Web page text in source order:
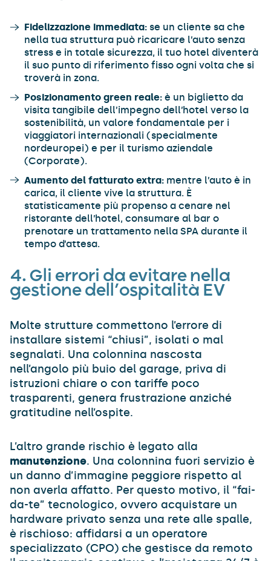
Fidelizzazione immediata: se un cliente sa che
nella tua struttura può ricaricare l’auto senza
stress e in totale sicurezza, il tuo hotel diventerà
il suo punto di riferimento fisso ogni volta che si
troverà in zona.
Posizionamento green reale: è un biglietto da
visita tangibile dell’impegno dell’hotel verso la
sostenibilità, un valore fondamentale per i
viaggiatori internazionali (specialmente
nordeuropei) e per il turismo aziendale
(Corporate).
Aumento del fatturato extra: mentre l’auto è in
carica, il cliente vive la struttura. È
statisticamente più propenso a cenare nel
ristorante dell’hotel, consumare al bar o
prenotare un trattamento nella SPA durante il
tempo d’attesa.
4. Gli errori da evitare nella
gestione dell’ospitalità EV
Molte strutture commettono l’errore di
installare sistemi “chiusi”, isolati o mal
segnalati. Una colonnina nascosta
nell’angolo più buio del garage, priva di
istruzioni chiare o con tariffe poco
trasparenti, genera frustrazione anziché
gratitudine nell’ospite.
L’altro grande rischio è legato alla
manutenzione. Una colonnina fuori servizio è
un danno d’immagine peggiore rispetto al
non averla affatto. Per questo motivo, il “fai-
da-te” tecnologico, ovvero acquistare un
hardware privato senza una rete alle spalle,
è rischioso: affidarsi a un operatore
specializzato (CPO) che gestisce da remoto